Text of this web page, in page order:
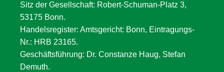
Sitz der Gesellschaft: Robert-Schuman-Platz 3,
53175 Bonn.
Handelsregister: Amtsgericht: Bonn, Eintragungs-
Nr.: HRB 23165.
Geschäftsführung: Dr. Constanze Haug, Stefan
Demuth.